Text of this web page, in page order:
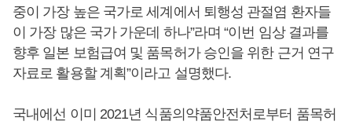
중이 가장 높은 국가로 세계에서 퇴행성 관절염 환자들
이 가장 많은 국가 가운데 하나”라며 “이번 임상 결과를
향후 일본 보험급여 및 품목허가 승인을 위한 근거 연구
자료로 활용할 계획”이라고 설명했다.
국내에선 이미 2021년 식품의약품안전처로부터 품목허